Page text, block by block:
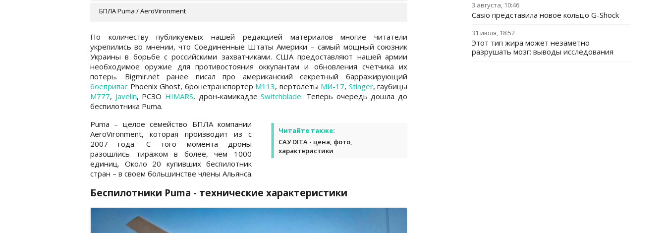
БПЛА Puma / AeroVironment
По количеству публикуемых нашей редакцией материалов многие читатели
укрепились во мнении, что Соединенные Штаты Америки – самый мощный союзник
Украины в борьбе с российскими захватчиками. США предоставляют нашей армии
необходимое оружие для противостояния оккупантам и обновления счетчика их
потерь. Bigmir.net ранее писал про американский секретный барражирующий
боеприпас Phoenix Ghost, бронетранспортер М113, вертолеты МИ-17, Stinger, гаубицы
М777, Javelin, РСЗО HIMARS, дрон-камикадзеSwitchblade. Теперь очередь дошла до
беспилотника Puma.
Читайте также:
САУ DITA - цена, фото,
характеристики
Puma – целое семейство БПЛА компании
AeroVironment, которая производит из с
2007 года. С того момента дроны
разошлись тиражом в более, чем 1000
единиц. Около 20 купивших беспилотник
стран – в своем большинстве члены Альянса.
Беспилотники Puma - технические характеристики
3 августа, 10:46
Casio представила новое кольцо G-Shock
31 июля, 18:52
Этот тип жира может незаметно
разрушать мозг: выводы исследования